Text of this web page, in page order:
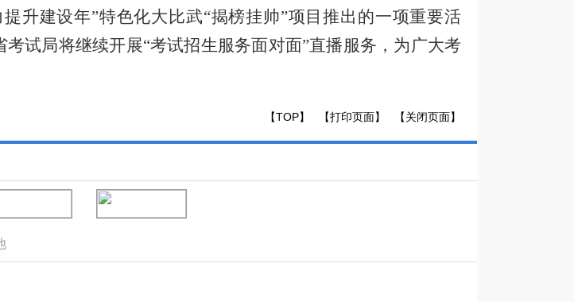
升建设年”特色化大比武“揭榜挂帅”项目推出的一项重要活
考试局将继续开展“考试招生服务面对面”直播服务 ，为广大考
【TOP】 【打印页面】 【关闭页面】